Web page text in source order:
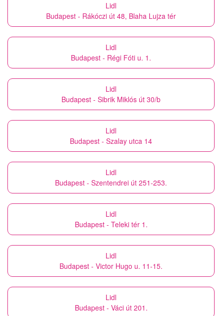
Lidl
Budapest - Rákóczi út 48, Blaha Lujza tér
Lidl
Budapest - Régi Fóti u. 1.
Lidl
Budapest - Sibrik Miklós út 30/b
Lidl
Budapest - Szalay utca 14
Lidl
Budapest - Szentendrei út 251-253.
Lidl
Budapest - Teleki tér 1.
Lidl
Budapest - Victor Hugo u. 11-15.
Lidl
Budapest - Váci út 201.